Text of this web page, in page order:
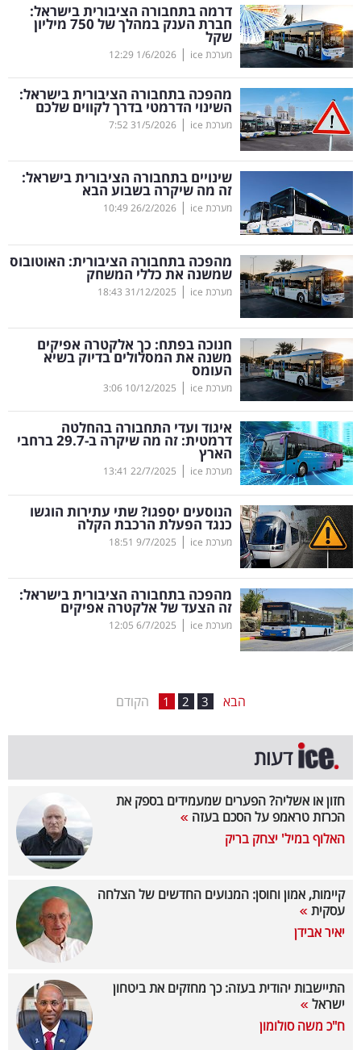
מדדים
ומחקרים
דעות
רכילות
עסקית
קריפטו
ויראלי
טלוויזיה
עסקי
ספורט
קריירה
ולימודים
מינויים
רייטינג
רכב
בריאות
תרבות
ופנאי
תיירות
המילון
הכלכלי
פודקאסט
40
דרמה בתחבורה הציבורית בישראל:
חברת הענק במהלך של 750 מיליון
שקל
מערכת ice |
1/6/2026
12:29
מהפכה בתחבורה הציבורית בישראל:
השינוי הדרמטי בדרך לקווים שלכם
מערכת ice |
31/5/2026
7:52
שינויים בתחבורה הציבורית בישראל:
זה מה שיקרה בשבוע הבא
מערכת ice |
26/2/2026
10:49
מהפכה בתחבורה הציבורית: האוטובוס
שמשנה את כללי המשחק
מערכת ice |
31/12/2025
18:43
חנוכה בפתח: כך אלקטרה אפיקים
משנה את המסלולים בדיוק בשיא
העומס
מערכת ice |
10/12/2025
3:06
איגוד ועדי התחבורה בהחלטה
דרמטית: זה מה שיקרה ב-29.7 ברחבי
הארץ
מערכת ice |
22/7/2025
13:41
הנוסעים יספגו? שתי עתירות הוגשו
כנגד הפעלת הרכבת הקלה
מערכת ice |
9/7/2025
18:51
מהפכה בתחבורה הציבורית בישראל:
זה הצעד של אלקטרה אפיקים
מערכת ice |
6/7/2025
12:05
הקודם 1 2 3 הבא
דעות
חזון או אשליה? הפערים שמעמידים בספק את
הכרזת טראמפ על הסכם בעזה
האלוף במיל' יצחק בריק
קיימות, אמון וחוסן: המנועים החדשים של הצלחה
עסקית
יאיר אבידן
התיישבות יהודית בעזה: כך מחזקים את ביטחון
ישראל
ח"כ משה סולומון